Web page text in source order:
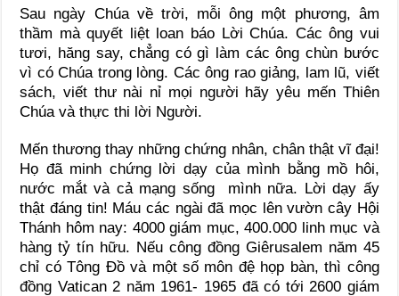
Sau ngày Chúa về trời, mỗi ông một phương, âm
thầm mà quyết liệt loan báo Lời Chúa. Các ông vui
tươi, hăng say, chẳng có gì làm các ông chùn bước
vì có Chúa trong lòng. Các ông rao giảng, lam lũ, viết
sách, viết thư nài nỉ mọi người hãy yêu mến Thiên
Chúa và thực thi lời Người.
Mến thương thay những chứng nhân, chân thật vĩ đại!
Họ đã minh chứng lời dạy của mình bằng mồ hôi,
nước mắt và cả mạng sống mình nữa. Lời dạy ấy
thật đáng tin! Máu các ngài đã mọc lên vườn cây Hội
Thánh hôm nay: 4000 giám mục, 400.000 linh mục và
hàng tỷ tín hữu. Nếu công đồng Giêrusalem năm 45
chỉ có Tông Đồ và một số môn đệ họp bàn, thì công
đồng Vatican 2 năm 1961- 1965 đã có tới 2600 giám